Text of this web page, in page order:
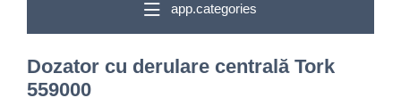
app.categories
Dozator cu derulare centrală Tork
559000